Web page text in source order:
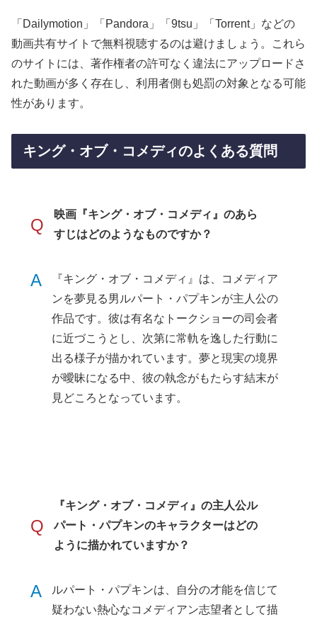
「Dailymotion」「Pandora」「9tsu」「Torrent」などの
動画共有サイトで無料視聴するのは避けましょう。これら
のサイトには、著作権者の許可なく違法にアップロードさ
れた動画が多く存在し、利用者側も処罰の対象となる可能
性があります。
キング・オブ・コメディのよくある質問
Q
映画『キング・オブ・コメディ』のあら
すじはどのようなものですか？
A
『キング・オブ・コメディ』は、コメディア
ンを夢見る男ルパート・パプキンが主人公の
作品です。彼は有名なトークショーの司会者
に近づこうとし、次第に常軌を逸した行動に
出る様子が描かれています。夢と現実の境界
が曖昧になる中、彼の執念がもたらす結末が
見どころとなっています。
Q
『キング・オブ・コメディ』の主人公ル
パート・パプキンのキャラクターはどの
ように描かれていますか？
A
ルパート・パプキンは、自分の才能を信じて
疑わない熱心なコメディアン志望者として描